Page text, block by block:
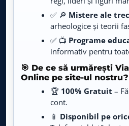
Animal Planet
Live TV
Cinethronix
Live TV
E-Entertainment
Live TV
Prima History
✅ 🔎 Mistere ale
arheologice și teorii
✅ 📺 Programe
informativ pentru
🎯 De ce să urmărești
Online pe site-ul nostru?
🏆 100% Gratuit –
cont.
📱 Disponibil pe